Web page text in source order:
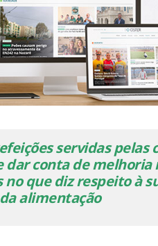
de
Região de Cister e ajude-nos a
servidas pelas
dar conta de melhoria
que diz respeito à
alimentação